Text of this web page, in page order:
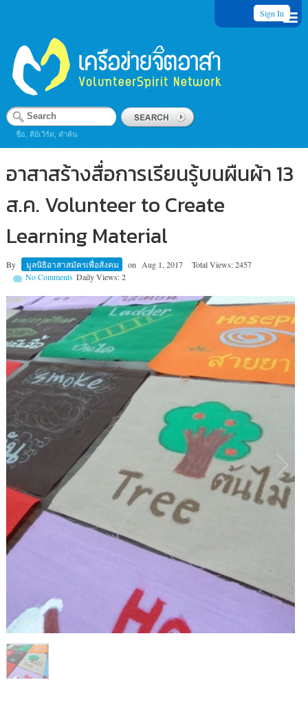
Sign In
ชื่อ, คีย์เวิร์ด, คำค้น
อาสาสร้างสื่อการเรียนรู้บนผืนผ้า 13
ส.ค. Volunteer to Create
Learning Material
By มูลนิธิอาสาสมัครเพื่อสังคม on Aug 1, 2017
Total Views: 2457
Daily Views: 2
No Comments
1